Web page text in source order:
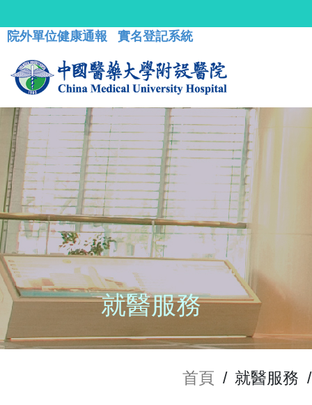
院外單位健康通報 實名登記系統
就醫服務
首頁 / 就醫服務 /